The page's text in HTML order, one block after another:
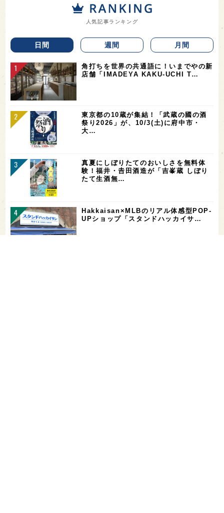
人気記事ランキング
日間 週間 月間
角打ちを世界の共通語に！いまでやの新
店舗「IMADEYA KAKU-UCHI T…
東京都の10蔵が集結！「武蔵の國の酒
祭り2026」が、10/3(土)に府中市・
大…
真夏にしぼりたてのおいしさを無料体
験！福井・𠮷田酒造が「吉峯蔵 しぼり
たて生酒無…
Hakkaisan×MLBのリアル体感型POP-
UPショップ「スタンドハッカイサ…